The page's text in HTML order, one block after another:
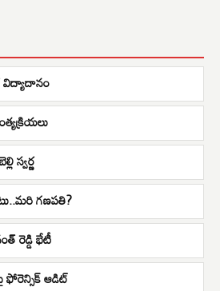
స్వర్ణ
గణపతి?
రెడ్డి భేటీ
ఫోరెన్సిక్ ఆడిట్